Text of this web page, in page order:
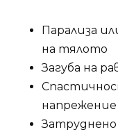
Парализа
на тялото
Загуба на
напрежение
Затруднено